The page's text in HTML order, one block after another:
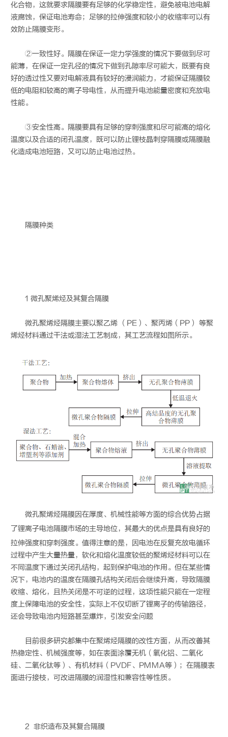
化合物，这就要求隔膜要有足够的化学稳定性，避免被电池电解
液腐蚀，保证电池寿命；足够的拉伸强度和较小的收缩率可以有
效防止隔膜变形。
②一致性好。隔膜在保证一定力学强度的情况下要做到尽可
能薄，在保证一定孔径的情况下做到孔隙率尽可能大，既要有良
好的透过性又要对电解液具有较好的浸润能力，才能保证隔膜较
低的电阻和较高的离子导电性，从而提升电池能量密度和充放电
性能。
③安全性高。隔膜要具有足够的穿刺强度和尽可能高的熔化
温度以及合适的闭孔温度，既可以防止锂枝晶刺穿隔膜或隔膜融
化造成电池短路，又可以防止电池过热。
隔膜种类
1 微孔聚烯烃及其复合隔膜
微孔聚烯烃隔膜主要以聚乙烯 （PE）、聚丙烯（PP） 等聚
烯烃材料通过干法或湿法工艺制成，其工艺流程如图所示。
微孔聚烯烃隔膜因在厚度、机械性能等方面的综合优势占据
了锂离子电池隔膜市场的主导地位，其最大的优点是具有良好的
拉伸强度和穿刺强度。值得注意的是，因电池在反复充放电循环
过程中产生大量热量，软化和熔化温度较低的聚烯烃材料可以在
不同温度下通过关闭孔结构，起到保护电池的作用。但在某些情
况下，电池内的温度在隔膜孔结构关闭后会继续升高，导致隔膜
收缩、熔化，且热关闭是不可逆的过程，这项性能只能在一定程
度上保障电池的安全性，实际上不仅切断了锂离子的传输路径，
还会导致电池内短路甚至爆炸，引发安全问题
目前很多研究都集中在聚烯烃隔膜的改性方面，从而改善其
热稳定性、机械强度等，如在表面涂覆无机（氧化铝、二氧化
硅、二氧化钛等）、有机材料（PVDF、PMMA等）；在隔膜表
面进行接枝，可改进隔膜的润湿性和兼容性等性质。
2 非织造布及其复合隔膜